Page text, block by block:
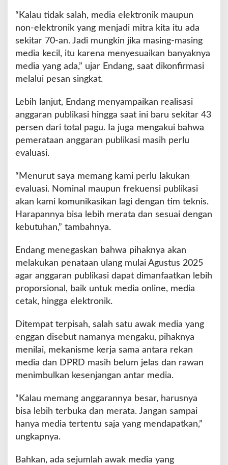
T
i
k
T
r
n
s
p
a
r
“Kalau tidak salah, media elektronik maupun
non-elektronik yang menjadi mitra kita itu ada
sekitar 70-an. Jadi mungkin jika masing-masing
media kecil, itu karena menyesuaikan banyaknya
media yang ada,” ujar Endang, saat dikonfirmasi
melalui pesan singkat.
Lebih lanjut, Endang menyampaikan realisasi
anggaran publikasi hingga saat ini baru sekitar 43
persen dari total pagu. Ia juga mengakui bahwa
pemerataan anggaran publikasi masih perlu
evaluasi.
“Menurut saya memang kami perlu lakukan
evaluasi. Nominal maupun frekuensi publikasi
akan kami komunikasikan lagi dengan tim teknis.
Harapannya bisa lebih merata dan sesuai dengan
kebutuhan,” tambahnya.
Endang menegaskan bahwa pihaknya akan
melakukan penataan ulang mulai Agustus 2025
agar anggaran publikasi dapat dimanfaatkan lebih
proporsional, baik untuk media online, media
cetak, hingga elektronik.
Ditempat terpisah, salah satu awak media yang
enggan disebut namanya mengaku, pihaknya
menilai, mekanisme kerja sama antara rekan
media dan DPRD masih belum jelas dan rawan
menimbulkan kesenjangan antar media.
“Kalau memang anggarannya besar, harusnya
bisa lebih terbuka dan merata. Jangan sampai
hanya media tertentu saja yang mendapatkan,”
ungkapnya.
Bahkan, ada sejumlah awak media yang